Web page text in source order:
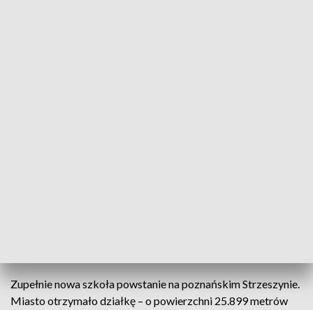
Zupełnie nowa szkoła powstanie na poznańskim Strzeszynie.
Miasto otrzymało działkę – o powierzchni 25.899 metrów